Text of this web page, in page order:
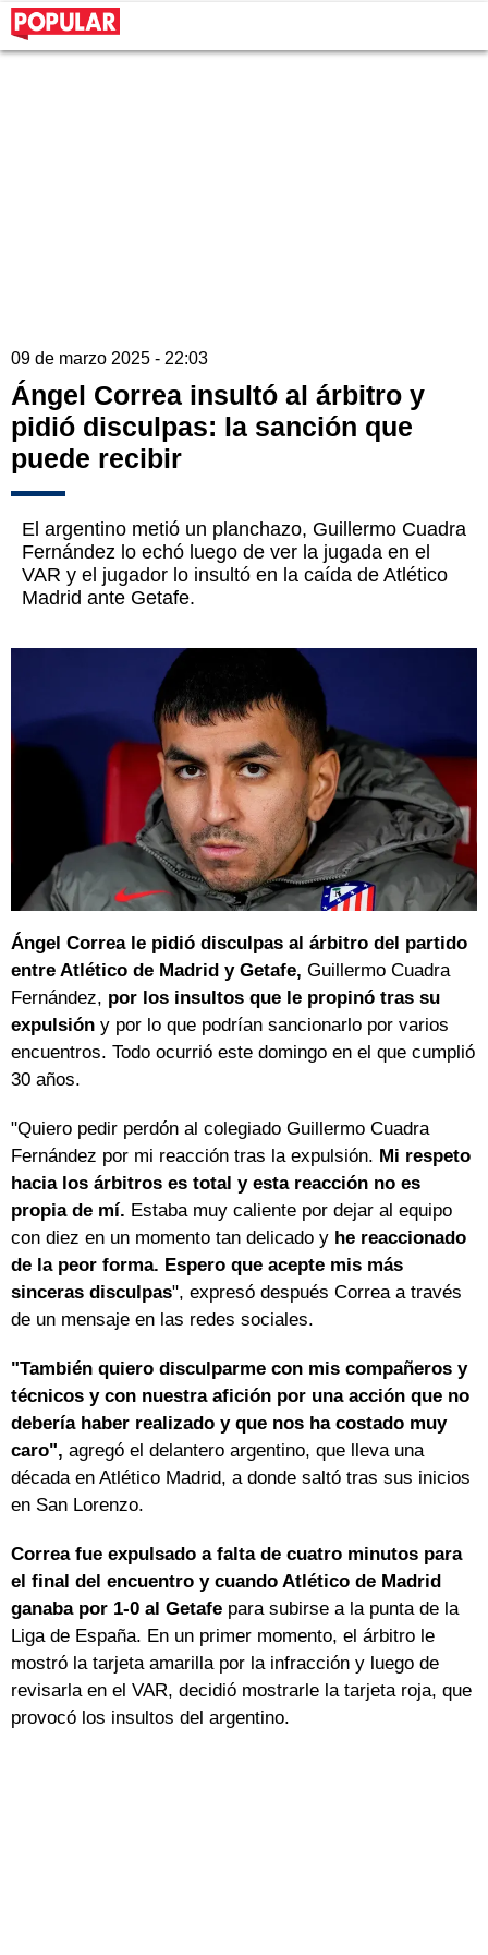
09 de marzo 2025 - 22:03
Ángel Correa insultó al árbitro y
pidió disculpas: la sanción que
puede recibir
El argentino metió un planchazo, Guillermo Cuadra
Fernández lo echó luego de ver la jugada en el
VAR y el jugador lo insultó en la caída de Atlético
Madrid ante Getafe.
Ángel Correa le pidió disculpas al árbitro del partido
entre Atlético de Madrid y Getafe, Guillermo Cuadra
Fernández, por los insultos que le propinó tras su
expulsión y por lo que podrían sancionarlo por varios
encuentros. Todo ocurrió este domingo en el que cumplió
30 años.
"Quiero pedir perdón al colegiado Guillermo Cuadra
Fernández por mi reacción tras la expulsión. Mi respeto
hacia los árbitros es total y esta reacción no es
propia de mí. Estaba muy caliente por dejar al equipo
con diez en un momento tan delicado y he reaccionado
de la peor forma. Espero que acepte mis más
sinceras disculpas", expresó después Correa a través
de un mensaje en las redes sociales.
"También quiero disculparme con mis compañeros y
técnicos y con nuestra afición por una acción que no
debería haber realizado y que nos ha costado muy
caro", agregó el delantero argentino, que lleva una
década en Atlético Madrid, a donde saltó tras sus inicios
en San Lorenzo.
Correa fue expulsado a falta de cuatro minutos para
el final del encuentro y cuando Atlético de Madrid
ganaba por 1-0 al Getafe para subirse a la punta de la
Liga de España. En un primer momento, el árbitro le
mostró la tarjeta amarilla por la infracción y luego de
revisarla en el VAR, decidió mostrarle la tarjeta roja, que
provocó los insultos del argentino.